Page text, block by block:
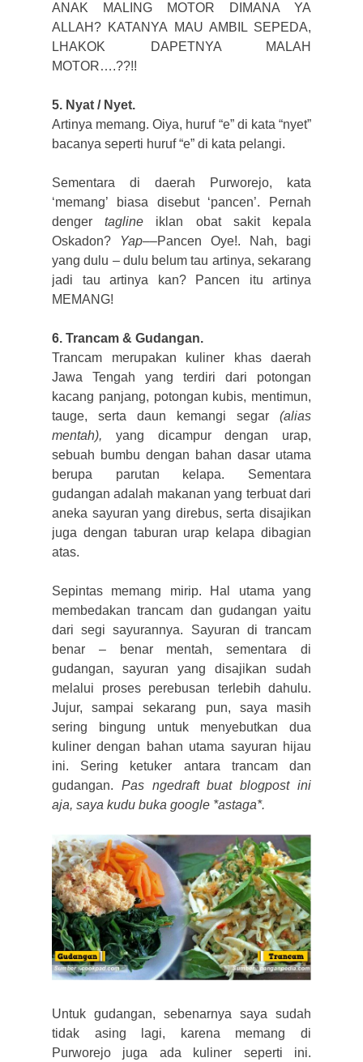
ANAK MALING MOTOR DIMANA YA
ALLAH? KATANYA MAU AMBIL SEPEDA,
LHAKOK DAPETNYA MALAH
MOTOR….??!!
5. Nyat / Nyet.
Artinya memang. Oiya, huruf “e” di kata “nyet”
bacanya seperti huruf “e” di kata pelangi.
Sementara di daerah Purworejo, kata
‘memang’ biasa disebut ‘pancen’. Pernah
dengertagline iklan obat sakit kepala
Oskadon? Yap––Pancen Oye!. Nah, bagi
yang dulu – dulu belum tau artinya, sekarang
jadi tau artinya kan? Pancen itu artinya
MEMANG!
6. Trancam & Gudangan.
Trancam merupakan kuliner khas daerah
Jawa Tengah yang terdiri dari potongan
kacang panjang, potongan kubis, mentimun,
tauge, serta daun kemangi segar (alias
mentah), yang dicampur dengan urap,
sebuah bumbu dengan bahan dasar utama
berupa parutan kelapa. Sementara
gudangan adalah makanan yang terbuat dari
aneka sayuran yang direbus, serta disajikan
juga dengan taburan urap kelapa dibagian
atas.
Sepintas memang mirip. Hal utama yang
membedakan trancam dan gudangan yaitu
dari segi sayurannya. Sayuran di trancam
benar – benar mentah, sementara di
gudangan, sayuran yang disajikan sudah
melalui proses perebusan terlebih dahulu.
Jujur, sampai sekarang pun, saya masih
sering bingung untuk menyebutkan dua
kuliner dengan bahan utama sayuran hijau
ini. Sering ketuker antara trancam dan
gudangan. Pas ngedraft buat blogpost ini
aja, saya kudu buka google *astaga*.
Untuk gudangan, sebenarnya saya sudah
tidak asing lagi, karena memang di
Purworejo juga ada kuliner seperti ini.